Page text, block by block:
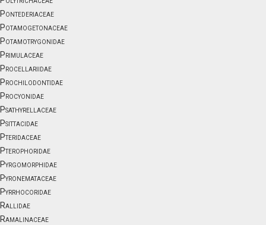
Pontederiaceae
Potamogetonaceae
Potamotrygonidae
Primulaceae
Procellariidae
Prochilodontidae
Procyonidae
Psathyrellaceae
Psittacidae
Pteridaceae
Pterophoridae
Pyrgomorphidae
Pyronemataceae
Pyrrhocoridae
Rallidae
Ramalinaceae